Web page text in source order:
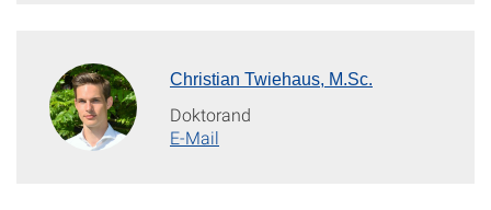
Christian Twiehaus, M.Sc.
Doktorand
E-Mail